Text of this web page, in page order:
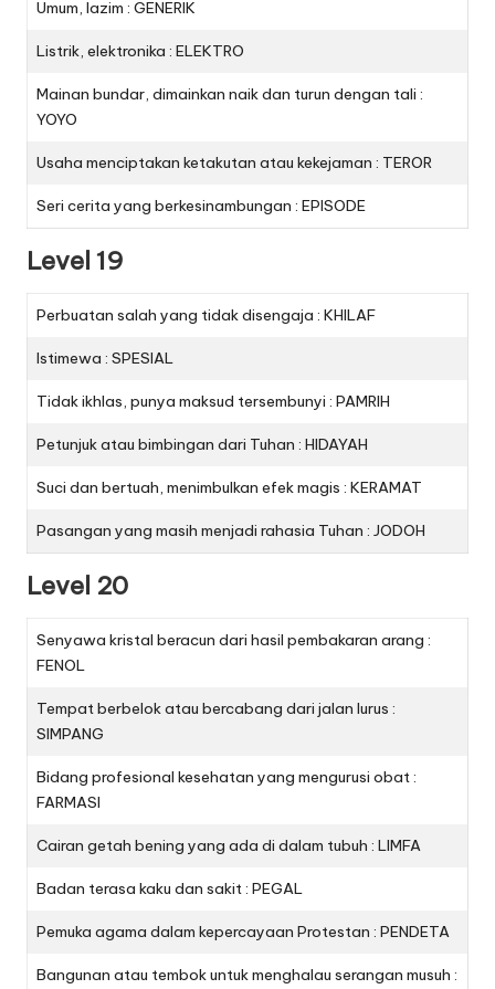
Umum, lazim : GENERIK
Listrik, elektronika : ELEKTRO
Mainan bundar, dimainkan naik dan turun dengan tali :
YOYO
Usaha menciptakan ketakutan atau kekejaman : TEROR
Seri cerita yang berkesinambungan : EPISODE
Level 19
Perbuatan salah yang tidak disengaja : KHILAF
Istimewa : SPESIAL
Tidak ikhlas, punya maksud tersembunyi : PAMRIH
Petunjuk atau bimbingan dari Tuhan : HIDAYAH
Suci dan bertuah, menimbulkan efek magis : KERAMAT
Pasangan yang masih menjadi rahasia Tuhan : JODOH
Level 20
Senyawa kristal beracun dari hasil pembakaran arang :
FENOL
Tempat berbelok atau bercabang dari jalan lurus :
SIMPANG
Bidang profesional kesehatan yang mengurusi obat :
FARMASI
Cairan getah bening yang ada di dalam tubuh : LIMFA
Badan terasa kaku dan sakit : PEGAL
Pemuka agama dalam kepercayaan Protestan : PENDETA
Bangunan atau tembok untuk menghalau serangan musuh :